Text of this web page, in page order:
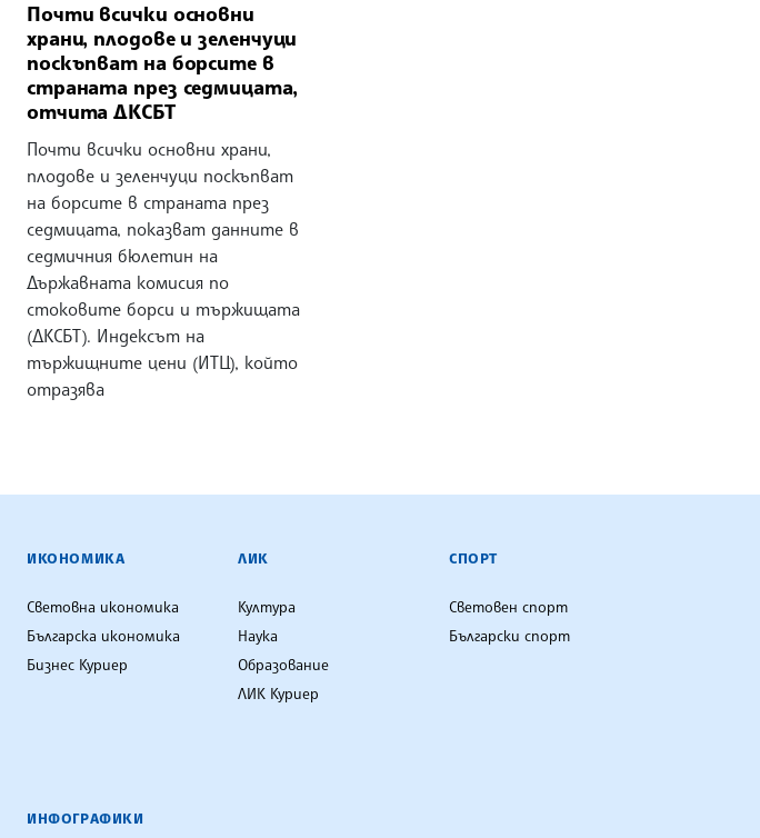
Почти всички основни
храни, плодове и зеленчуци
поскъпват на борсите в
страната през седмицата,
отчита ДКСБТ
Почти всички основни храни,
плодове и зеленчуци поскъпват
на борсите в страната през
седмицата, показват данните в
седмичния бюлетин на
Държавната комисия по
стоковите борси и тържищата
(ДКСБТ). Индексът на
тържищните цени (ИТЦ), който
отразява
ИКОНОМИКА
Световна икономика
Българска икономика
Бизнес Куриер
ЛИК
Култура
Наука
Образование
ЛИК Куриер
СПОРТ
Световен спорт
Български спорт
ИНФОГРАФИКИ